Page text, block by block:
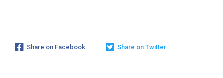
Share on Facebook Share on Twitter